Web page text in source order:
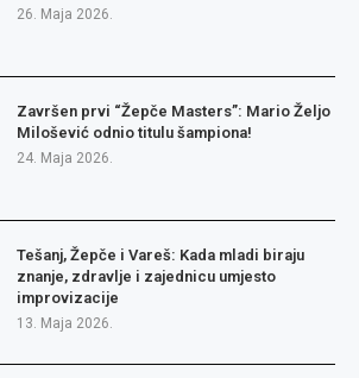
26. Maja 2026.
Završen prvi “Žepče Masters”: Mario Željo
Milošević odnio titulu šampiona!
24. Maja 2026.
Tešanj, Žepče i Vareš: Kada mladi biraju
znanje, zdravlje i zajednicu umjesto
improvizacije
13. Maja 2026.